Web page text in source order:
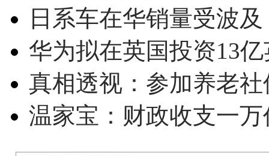
日系车在华销量受波
华为拟在英国投资13
真相透视：参加养老
温家宝：财政收支一